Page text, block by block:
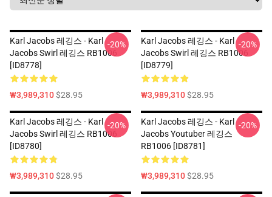
Karl Jacobs 레깅스 - Karl
Jacobs Swirl 레깅스 RB1006
[ID8778]
₩3,989,310$28.95
-20%
Karl Jacobs 레깅스 - Karl
Jacobs Swirl 레깅스 RB1006
[ID8779]
₩3,989,310$28.95
-20%
Karl Jacobs 레깅스 - Karl
Jacobs Swirl 레깅스 RB1006
[ID8780]
₩3,989,310$28.95
-20%
Karl Jacobs 레깅스 - Karl
Jacobs Youtuber 레깅스
RB1006 [ID8781]
₩3,989,310$28.95
-20%